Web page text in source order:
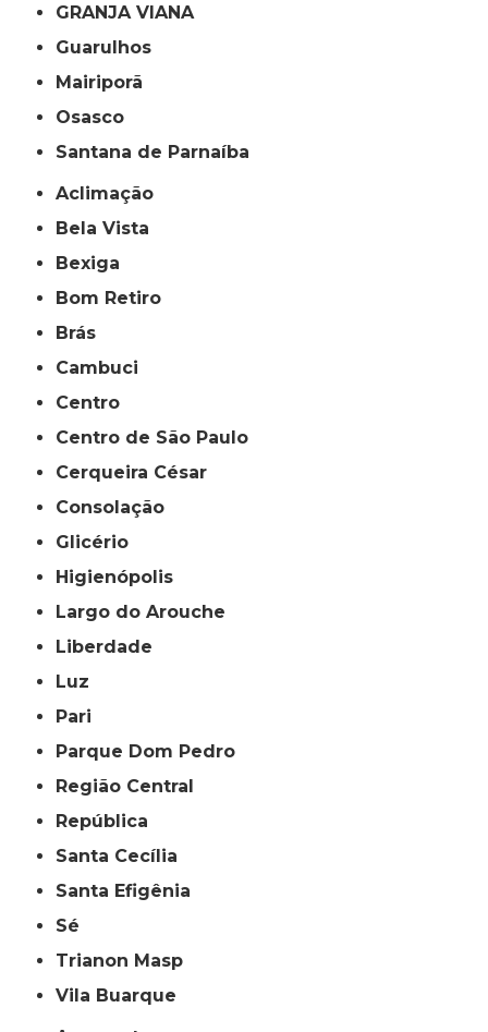
GRANJA VIANA
Guarulhos
Mairiporã
Osasco
Santana de Parnaíba
Aclimação
Bela Vista
Bexiga
Bom Retiro
Brás
Cambuci
Centro
Centro de São Paulo
Cerqueira César
Consolação
Glicério
Higienópolis
Largo do Arouche
Liberdade
Luz
Pari
Parque Dom Pedro
Região Central
República
Santa Cecília
Santa Efigênia
Sé
Trianon Masp
Vila Buarque